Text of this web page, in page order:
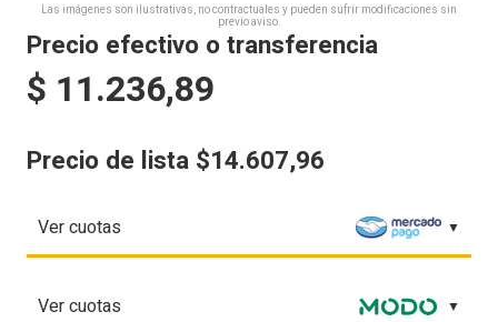
Las imágenes son ilustrativas, no contractuales y pueden sufrir modificaciones sin
previo aviso.
Precio efectivo o transferencia
$ 11.236,89
Precio de lista $14.607,96
Ver cuotas
Ver cuotas